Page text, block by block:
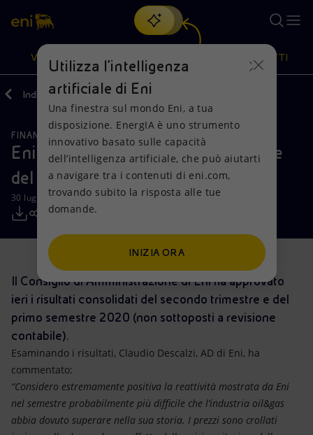
Cerca
scopri EnergIA, la nostra nuova soluzione di intelligenza
artificiale.
VISIONE
Visione
Mission e valori
Persone e Partnership
Net Zero
Modello satellitare
Energia accessibile
Innovazione
Scenari energetici
Azioni
Diversificazione energetica
Tecnologie per la transizione
Collaborazioni per l'innovazione
Attività nel mondo
PRODOTTI
Prodotti
Casa
Imprese
Mobilità
Indietro Media Comunicati Stampa
FINANZA, STRATEGIA E REPORT
Eni: risultati del secondo trimestre e
del semestre 2020
30 luglio 2020 - 08:21 CEST
Il Consiglio di Amministrazione di Eni ha approvato
ieri i risultati consolidati del secondo trimestre e del
primo semestre 2020 (non sottoposti a revisione
contabile).
Esaminando i risultati, Claudio Descalzi, AD di Eni, ha
commentato:
“Considero estremamente positiva la reattività mostrata da Eni
nel semestre probabilmente più difficile che l’industria oil&gas
abbia dovuto superare nella sua storia. I prezzi sono crollati
Utilizza l'intelligenza
artificiale di Eni
Una finestra sul mondo Eni, a tua
disposizione. EnergIA è uno strumento
innovativo basato sulle capacità
dell’intelligenza artificiale, che può aiutarti
a navigare tra i contenuti di eni.com,
trovando subito la risposta alle tue
domande.
INIZIA ORA